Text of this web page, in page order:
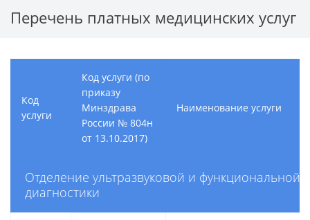
Перечень платных медицинских услуг
Код
услуги
Код услуги (по
приказу
Минздрава
России № 804н
от 13.10.2017)
Наименование услуги
Отделение ультразвуковой и функциональной
диагностики